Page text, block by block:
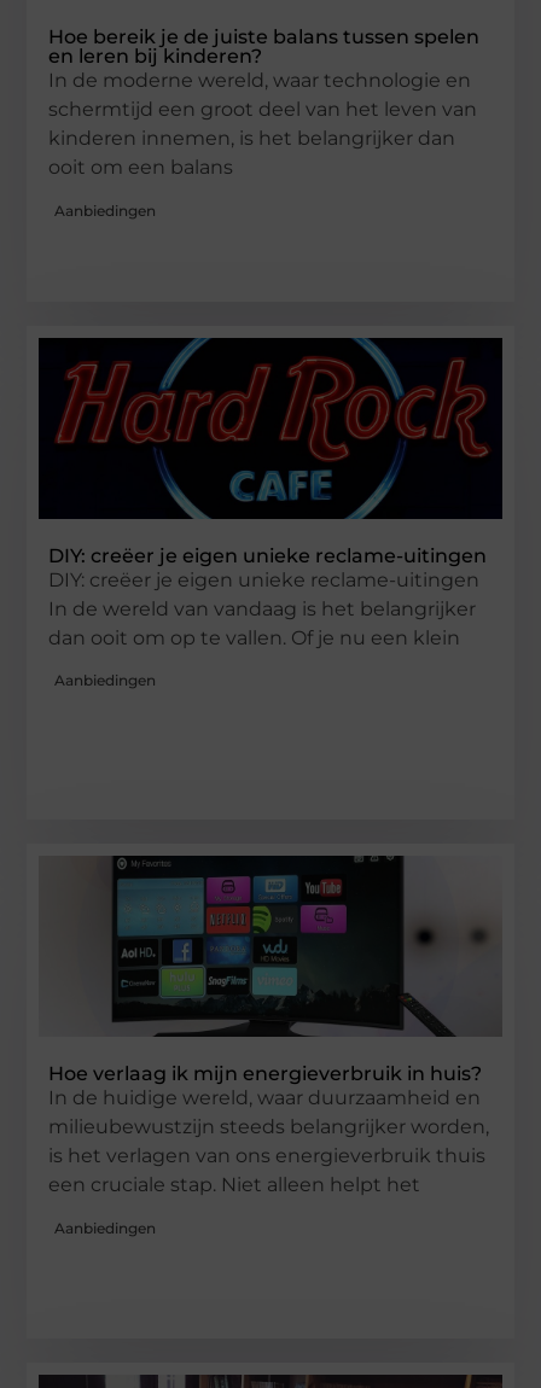
Hoe bereik je de juiste balans tussen spelen
en leren bij kinderen?
In de moderne wereld, waar technologie en
schermtijd een groot deel van het leven van
kinderen innemen, is het belangrijker dan
ooit om een balans
Aanbiedingen
DIY: creëer je eigen unieke reclame-uitingen
DIY: creëer je eigen unieke reclame-uitingen
In de wereld van vandaag is het belangrijker
dan ooit om op te vallen. Of je nu een klein
Aanbiedingen
Hoe verlaag ik mijn energieverbruik in huis?
In de huidige wereld, waar duurzaamheid en
milieubewustzijn steeds belangrijker worden,
is het verlagen van ons energieverbruik thuis
een cruciale stap. Niet alleen helpt het
Aanbiedingen